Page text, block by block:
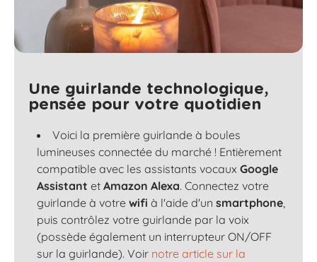
Une guirlande technologique,
pensée pour votre quotidien
Voici la première guirlande à boules
lumineuses connectée du marché ! Entièrement
compatible avec les assistants vocaux Google
Assistant et Amazon Alexa. Connectez votre
guirlande à votre wifi à l'aide d'un smartphone
puis contrôlez votre guirlande par la voix
(possède également un interrupteur ON/OFF
sur la guirlande). Voir notre article sur la